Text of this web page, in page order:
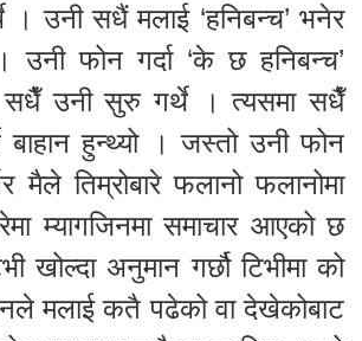
। उनी सधैं मलाई ‘हनिबन्च’ भनेर
उनी फोन गर्दा ‘के छ हनिबन्च’
उनी सुरु गर्थे । त्यसमा सधैँ
बाहान हुन्थ्यो । जस्तो उनी फोन
मैले तिम्रोबारे फलानो फलानोमा
म्यागजिनमा समाचार आएको छ
खोल्दा अनुमान गर्छौ टिभीमा को
मलाई कतै पढेको वा देखेकोबाट